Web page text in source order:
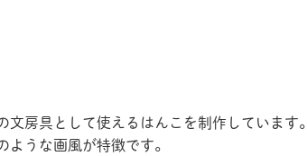
文房具として使えるはんこを制作しています。
うな画風が特徴です。